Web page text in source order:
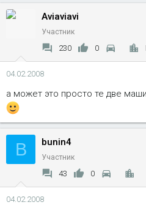
Aviaviavi
Участник
230 0
04.02.2008
а может это просто те две
B bunin4
Участник
43 0
04.02.2008